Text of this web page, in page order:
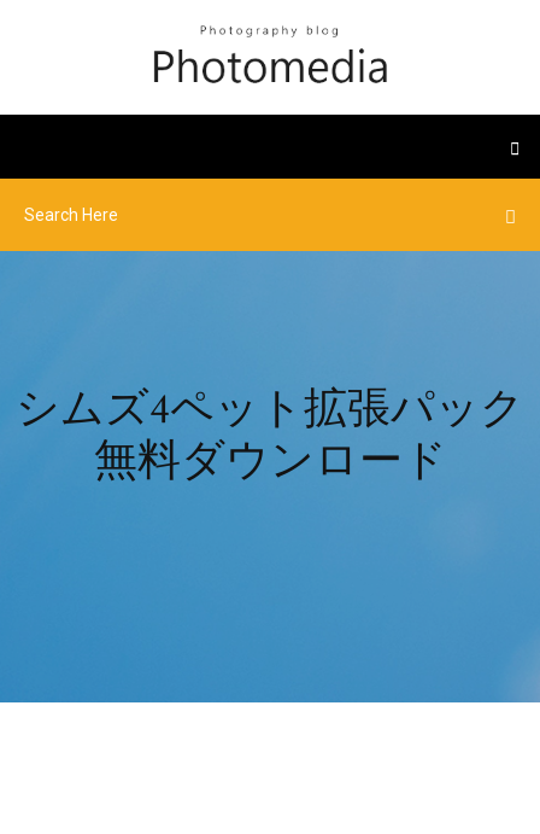
シムズ4ペット拡張パック
無料ダウンロード